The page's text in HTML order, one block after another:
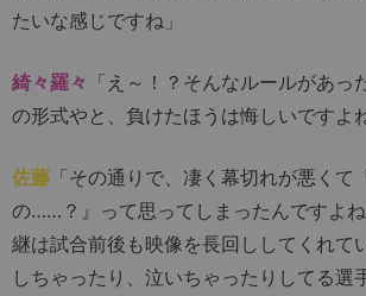
たいな感じですね」
綺々羅々 「え～！？そんなルールがあっ
の形式やと、負けたほうは悔しいですよ
佐藤 「その通りで、凄く幕切れが悪くて
の……？』って思ってしまったんですよ
継は試合前後も映像を長回ししてくれて
しちゃったり、泣いちゃったりしてる選